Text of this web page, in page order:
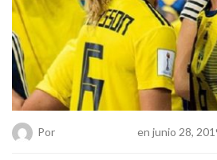
Por en junio 28,